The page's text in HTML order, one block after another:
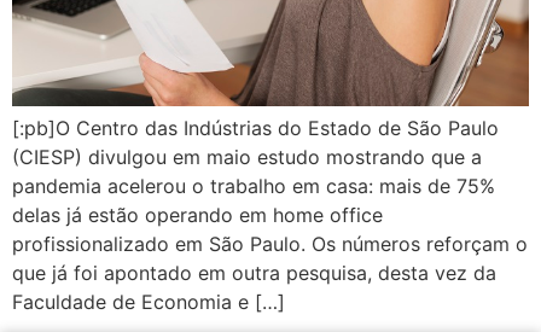
[:pb]O Centro das Indústrias do Estado de São Paulo
(CIESP) divulgou em maio estudo mostrando que a
pandemia acelerou o trabalho em casa: mais de 75%
delas já estão operando em home office
profissionalizado em São Paulo. Os números reforçam o
que já foi apontado em outra pesquisa, desta vez da
Faculdade de Economia e […]